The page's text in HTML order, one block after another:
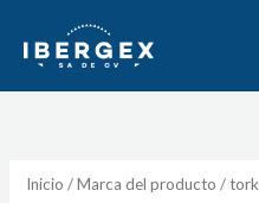
Inicio / Marca del producto / tork